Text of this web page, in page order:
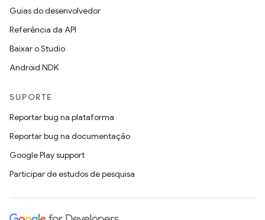
Guias do desenvolvedor
Referência da API
Baixar o Studio
Android NDK
SUPORTE
Reportar bug na plataforma
Reportar bug na documentação
Google Play support
Participar de estudos de pesquisa